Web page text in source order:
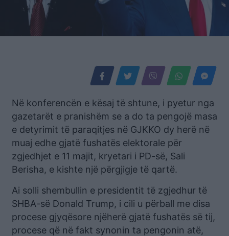
Në konferencën e kësaj të shtune, i pyetur nga
gazetarët e pranishëm se a do ta pengojë masa
e detyrimit të paraqitjes në GJKKO dy herë në
muaj edhe gjatë fushatës elektorale për
zgjedhjet e 11 majit, kryetari i PD-së, Sali
Berisha, e kishte një përgjigje të qartë.
Ai solli shembullin e presidentit të zgjedhur të
SHBA-së Donald Trump, i cili u përball me disa
procese gjyqësore njëherë gjatë fushatës së tij,
procese që në fakt synonin ta pengonin atë,